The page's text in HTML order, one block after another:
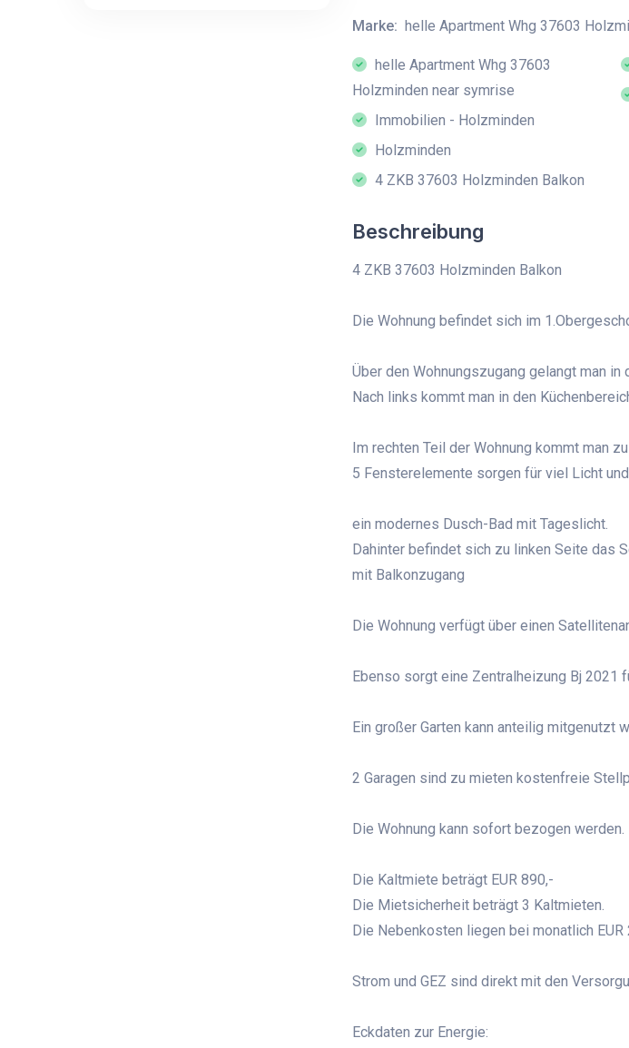
Marke: helle Apartment Whg 37603
helle Apartment Whg 37603
Holzminden near symrise
Immobilien - Holzminden
Holzminden
4 ZKB 37603 Holzminden Balkon
Beschreibung
4 ZKB 37603 Holzminden Balkon
Die Wohnung befindet sich im
Über den Wohnungszugang gelangt man
Nach links kommt man in den
Im rechten Teil der Wohnung kommt man
5 Fensterelemente sorgen für viel Licht
ein modernes Dusch-Bad mit Tageslicht.
Dahinter befindet sich zu linken Seite das
mit Balkonzugang
Die Wohnung verfügt über einen
Ebenso sorgt eine Zentralheizung Bj 2021
Ein großer Garten kann anteilig mitgenutzt
2 Garagen sind zu mieten kostenfreie
Die Wohnung kann sofort bezogen werden.
Die Kaltmiete beträgt EUR 890,-
Die Mietsicherheit beträgt 3 Kaltmieten.
Die Nebenkosten liegen bei monatlich EUR
Strom und GEZ sind direkt mit den
Eckdaten zur Energie: